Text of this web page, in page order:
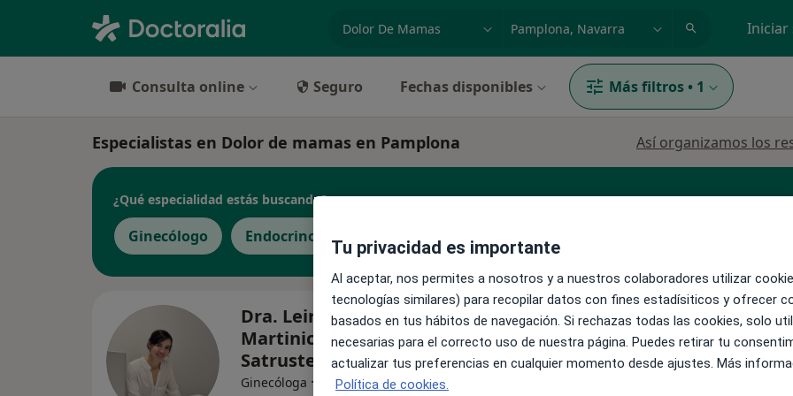
Iniciar
Consulta online Seguro Fechas disponibles Más filtros • 1
Especialistas en Dolor de mamas en Pamplona Así organizamos los
¿Qué especialidad estás buscando?
Ginecólogo Endocrino
Dra. Leire
Martinicorena
Satrustegui
Ginecóloga · Ver más
La reserva de cita online no está
Pedir una cita
Tu privacidad es importante
Al aceptar, nos permites a nosotros y a nuestros colaboradores utilizar
tecnologías similares) para recopilar datos con fines estadísiticos y ofrecer
basados en tus hábitos de navegación. Si rechazas todas las cookies, solo
necesarias para el correcto uso de nuestra página. Puedes retirar tu
actualizar tus preferencias en cualquier momento desde ajustes. Más
Política de cookies.